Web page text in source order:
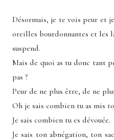
Désormais, je te vois peur et
oreilles bourdonnantes et les
suspend.
Mais de quoi as tu donc tant
pas ?
Peur de ne plus être, de ne
Oh je sais combien tu as mis
Je sais combien tu es dévouée.
Je sais ton abnégation, ton